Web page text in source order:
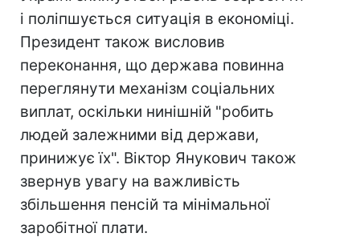
і поліпшується ситуація в економіці.
Президент також висловив
переконання, що держава повинна
переглянути механізм соціальних
виплат, оскільки нинішній "робить
людей залежними від держави,
принижує їх". Віктор Янукович також
звернув увагу на важливість
збільшення пенсій та мінімальної
заробітної плати.